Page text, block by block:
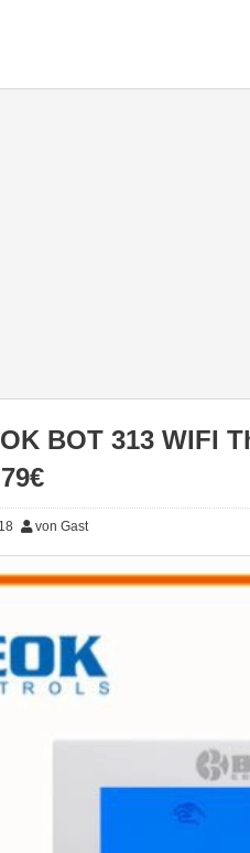
BOT 313 WIFI
von Gast